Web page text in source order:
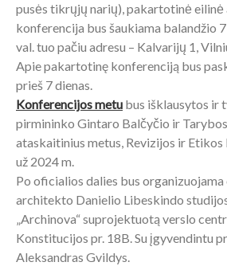
pusės tikrųjų narių), pakartotinė eilinė
konferencija bus šaukiama balandžio
val. tuo pačiu adresu – Kalvarijų 1,
Apie pakartotinę konferenciją bus
prieš 7 dienas.
Konferencijos metu bus išklausytos ir
pirmininko Gintaro Balčyčio ir
ataskaitinius metus, Revizijos ir
už 2024 m.
Po oficialios dalies bus
architekto Danielio Libeskindo
„Archinova“ suprojektuotą verslo
Konstitucijos pr. 18B. Su įgyvendintu
Aleksandras Gvildys.